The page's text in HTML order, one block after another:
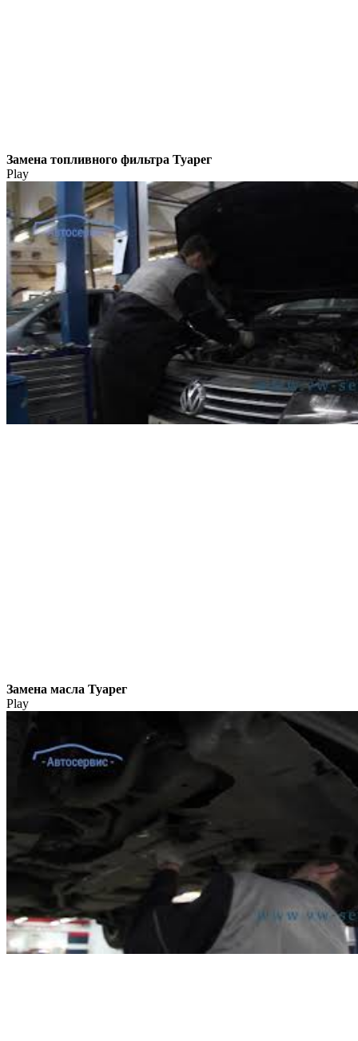
Замена топливного фильтра Туарег
Play
Замена масла Туарег
Play